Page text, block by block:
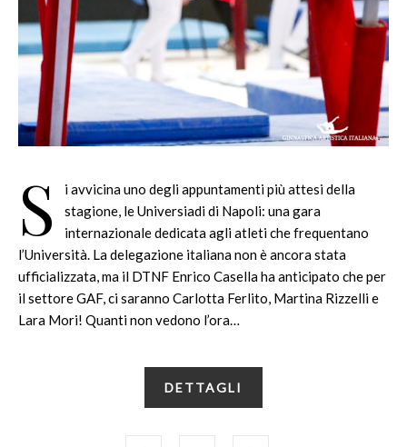
S
i avvicina uno degli appuntamenti più attesi della
stagione, le Universiadi di Napoli: una gara
internazionale dedicata agli atleti che frequentano
l’Università. La delegazione italiana non è ancora stata
ufficializzata, ma il DTNF Enrico Casella ha anticipato che per
il settore GAF, ci saranno Carlotta Ferlito, Martina Rizzelli e
Lara Mori! Quanti non vedono l’ora…
DETTAGLI